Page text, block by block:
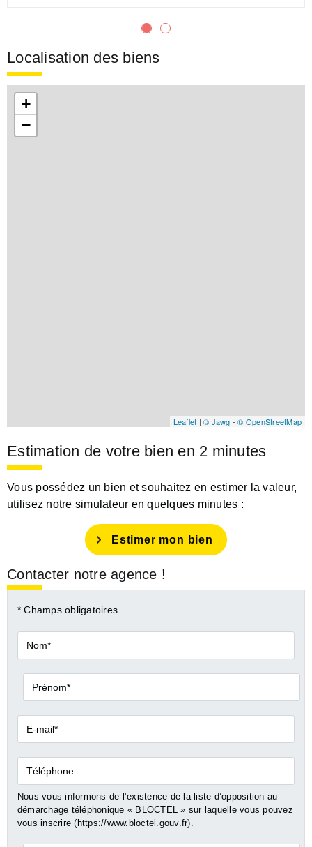
Localisation des biens
+
−
Leaflet | © Jawg -© OpenStreetMap
Estimation de votre bien en 2 minutes
Vous possédez un bien et souhaitez en estimer la valeur,
utilisez notre simulateur en quelques minutes :
Estimer mon bien
Contacter notre agence !
* Champs obligatoires
Nom*
Prénom*
E-
mail*
Téléphone
Nous vous informons de l’existence de la liste d’opposition au
démarchage téléphonique « BLOCTEL » sur laquelle vous pouvez
vous inscrire (https://www.bloctel.gouv.fr).